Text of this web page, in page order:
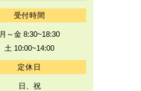
受付時間
月～金 8:30~18:30
土 10:00~14:00
定休日
日、祝